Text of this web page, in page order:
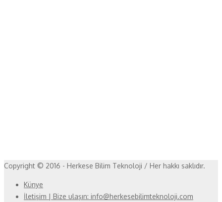
Copyright © 2016 - Herkese Bilim Teknoloji / Her hakkı saklıdır.
Künye
İletişim | Bize ulaşın: info@herkesebilimteknoloji.com